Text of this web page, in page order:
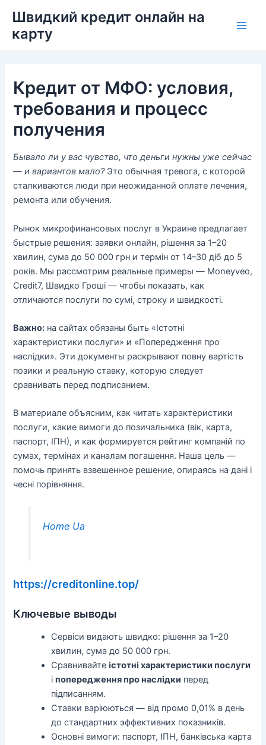
вмісту
Швидкий кредит онлайн на
карту
Кредит от МФО: условия,
требования и процесс
получения
Бывало ли у вас чувство, что деньги нужны уже сейчас
— и вариантов мало?Это обычная тревога, с которой
сталкиваются люди при неожиданной оплате лечения,
ремонта или обучения.
Рынок микрофинансовых послуг в Украине предлагает
быстрые решения: заявки онлайн, рішення за 1–20
хвилин, сума до 50 000 грн и термін от 14–30 діб до 5
років. Мы рассмотрим реальные примеры — Moneyveo,
Credit7, Швидко Гроші — чтобы показать, как
отличаются послуги по сумі, строку и швидкості.
Важно: на сайтах обязаны быть «Істотні
характеристики послуги» и «Попередження про
наслідки». Эти документы раскрывают повну вартість
позики и реальную ставку, которую следует
сравнивать перед подписанием.
В материале объясним, как читать характеристики
послуги, какие вимоги до позичальника (вік, карта,
паспорт, ІПН), и как формируется рейтинг компаній по
сумах, термінах и каналам погашення. Наша цель —
помочь принять взвешенное решение, опираясь на дані і
чесні порівняння.
Home Ua
https://creditonline.top/
Ключевые выводы
Сервіси видають швидко: рішення за 1–20
хвилин, сума до 50 000 грн.
Сравнивайтеістотні характеристики послуги
іпопередження про наслідки перед
підписанням.
Ставки варіюються — від промо 0,01% в день
до стандартних эффективних показників.
Основні вимоги: паспорт, ІПН, банківська карта